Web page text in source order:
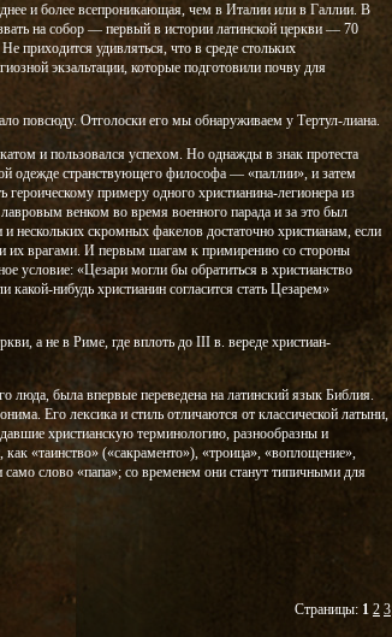
и более всепроникающая, чем в Италии или в Галлии. В
на собор — первый в истории латинской церкви — 70
приходится удивляться, что в среде стольких
экзальтации, которые подготовили почву для
повсюду. Отголоски его мы обнаруживаем у Тертул-лиана.
и пользовался успехом. Но однажды в знак протеста
одежде странствующего философа — «паллии», и затем
героическому примеру одного христианина-легионера из
венком во время военного парада и за это был
нескольких скромных факелов достаточно христианам, если
их врагами. И первым шагам к примирению со стороны
условие: «Цезари могли бы обратиться в христианство
нибудь христианин согласится стать Цезарем»
а не в Риме, где вплоть до III в. вереде христиан-
люда, была впервые переведена на латинский язык Библия.
Его лексика и стиль отличаются от классической латыни,
христианскую терминологию, разнообразны и
«таинство» («сакраменто»), «троица», «воплощение»,
слово «папа»; со временем они станут типичными для
Страницы: 1 2 3